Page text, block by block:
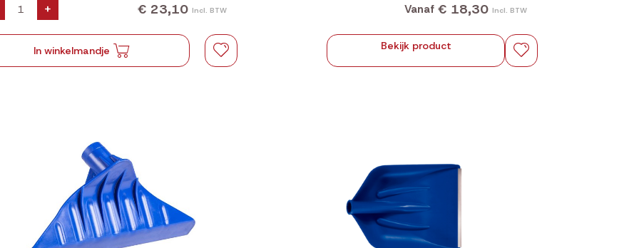
+ € 23,10 Incl. BTW
In winkelmandje
Vanaf € 18,30 Incl. BTW
Bekijk product